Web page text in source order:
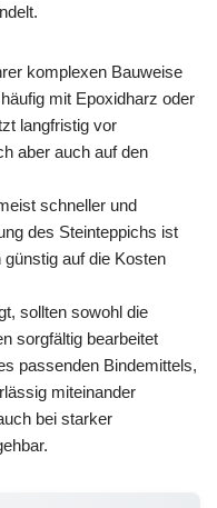
komplexen Bauweise
mit Epoxidharz oder
langfristig vor
aber auch auf den
schneller und
des Steinteppichs ist
auf die Kosten
sollten sowohl die
sorgfältig bearbeitet
passenden Bindemittels,
miteinander
bei starker